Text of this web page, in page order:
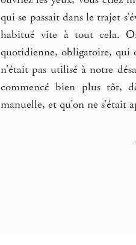
qui se passait dans le trajet
habitué vite à tout cela.
quotidienne, obligatoire, qui
n’était pas utilisé à notre
commencé bien plus tôt,
manuelle, et qu’on ne s’était